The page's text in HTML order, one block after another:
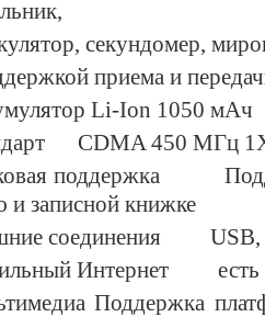
секундомер,
приема и
Li-Ion 1050 мАч
CDMA 450 МГц
поддержка
и записной книжке
соединения USB,
Интернет есть
Поддержка